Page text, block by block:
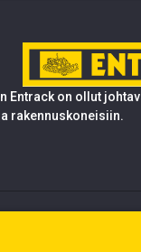
Entrack on ollut
rakennuskoneisiin.